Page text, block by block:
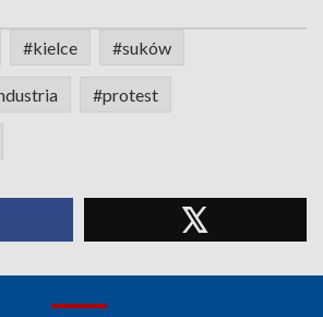
#kielce #suków
#protest